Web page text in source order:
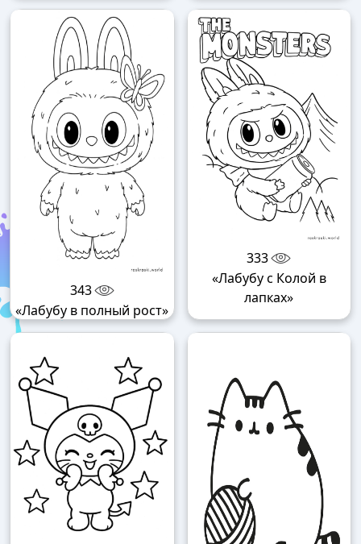
343
«Лабубу в полный рост»
333
«Лабубу с Колой в
лапках»